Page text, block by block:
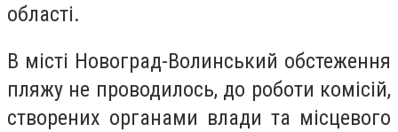
області.
В місті Новоград-Волинський обстеження
пляжу не проводилось, до роботи комісій,
створених органами влади та місцевого